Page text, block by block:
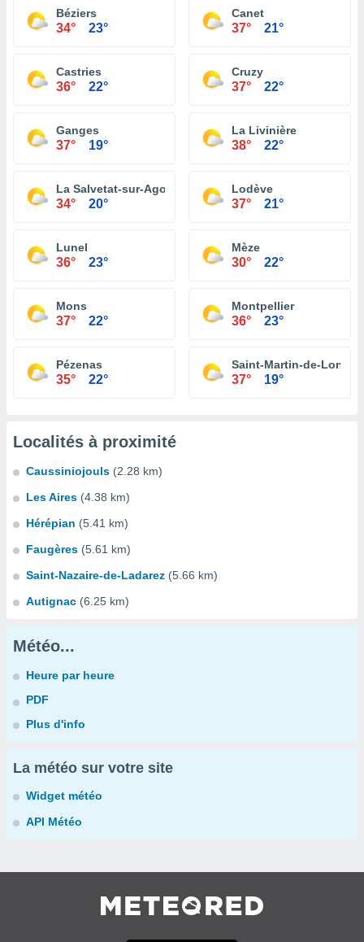
Béziers
34° 23°
Canet
37° 21°
Castries
36° 22°
Cruzy
37° 22°
Ganges
37° 19°
La Livinière
38° 22°
La Salvetat-sur-Agout
34° 20°
Lodève
37° 21°
Lunel
36° 23°
Mèze
30° 22°
Mons
37° 22°
Montpellier
36° 23°
Pézenas
35° 22°
Saint-Martin-de-
37° 19°
Localités à proximité
Caussiniojouls (2.28 km)
Les Aires (4.38 km)
Hérépian (5.41 km)
Faugères (5.61 km)
Saint-Nazaire-de-Ladarez (5.66 km)
Autignac (6.25 km)
Météo...
Heure par heure
PDF
Plus d'info
La météo sur votre site
Widget météo
API Météo